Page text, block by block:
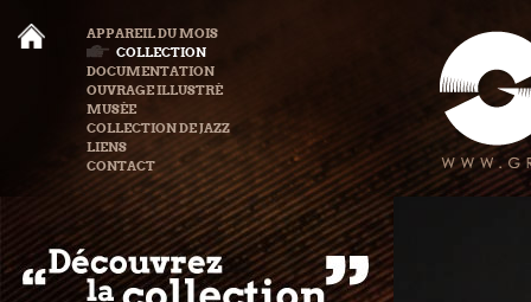
APPAREIL DU MOIS
COLLECTION
DOCUMENTATION
OUVRAGE ILLUSTRÉ
MUSÉE
COLLECTION DE JAZZ
LIENS
CONTACT